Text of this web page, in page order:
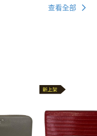
查看全部